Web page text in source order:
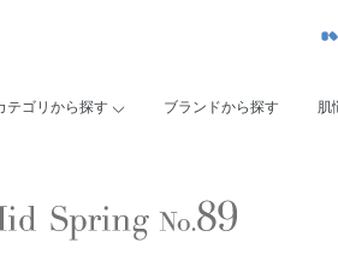
テゴリから探す ブランドから探す 肌